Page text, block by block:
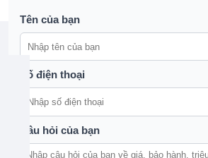
Tên của bạn
Số điện thoại
Câu hỏi của bạn